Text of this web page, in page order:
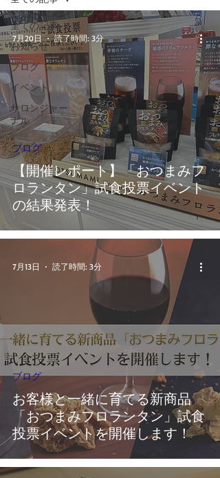
全ての記事
お知らせ
ブログ
イベント
サロンジャー
ナル
【開催レポート】「おつまみフ
ロランタン」試食投票イベント
の結果発表！
ブログ
7月20日 読了時間: 3分
お客様と一緒に育てる新商品
「おつまみフロランタン」試食
投票イベントを開催します！
ブログ
7月13日 読了時間: 3分